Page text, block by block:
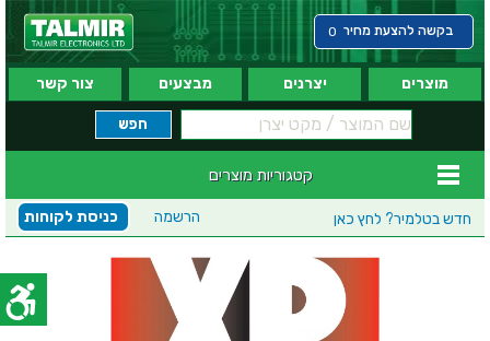
בקשה להצעת מחיר 0
מוצרים יצרנים מבצעים צור קשר
קטגוריות מוצרים
חדש בטלמיר? לחץ כאן כניסת לקוחות הרשמה